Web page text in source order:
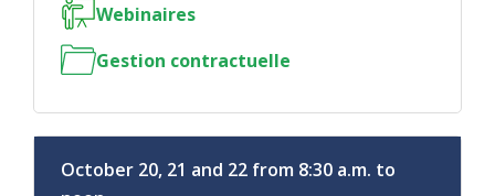
Webinaires
Gestion contractuelle
October 20, 21 and 22 from 8:30 a.m. to